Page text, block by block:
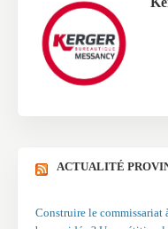
ACTUALITÉ
Construire le commissariat